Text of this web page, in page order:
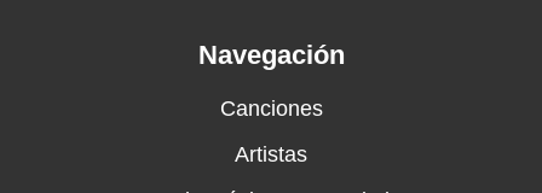
Navegación
Canciones
Artistas